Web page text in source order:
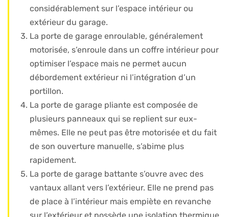
considérablement sur l’espace intérieur ou
extérieur du garage.
La porte de garage enroulable, généralement
motorisée, s’enroule dans un coffre intérieur pour
optimiser l’espace mais ne permet aucun
débordement extérieur ni l’intégration d’un
portillon.
La porte de garage pliante est composée de
plusieurs panneaux qui se replient sur eux-
mêmes. Elle ne peut pas être motorisée et du fait
de son ouverture manuelle, s’abime plus
rapidement.
La porte de garage battante s’ouvre avec des
vantaux allant vers l’extérieur. Elle ne prend pas
de place à l’intérieur mais empiète en revanche